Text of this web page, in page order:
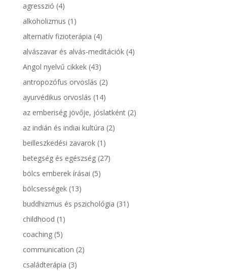
agresszió (4)
alkoholizmus (1)
alternatív fizioterápia (4)
alvászavar és alvás-meditációk(4)
Angol nyelvű cikkek(43)
antropozófus orvoslás (2)
ayurvédikus orvoslás (14)
az emberiség jövője, jóslatként(2)
az indián és indiai kultúra (2)
beilleszkedési zavarok(1)
betegség és egészség(27)
bölcs emberek írásai (5)
bölcsességek(13)
buddhizmus és pszichológia (31)
childhood (1)
coaching(5)
communication (2)
családterápia (3)